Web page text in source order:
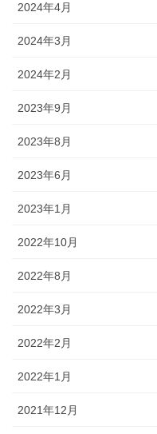
2024年4月
2024年3月
2024年2月
2023年9月
2023年8月
2023年6月
2023年1月
2022年10月
2022年8月
2022年3月
2022年2月
2022年1月
2021年12月